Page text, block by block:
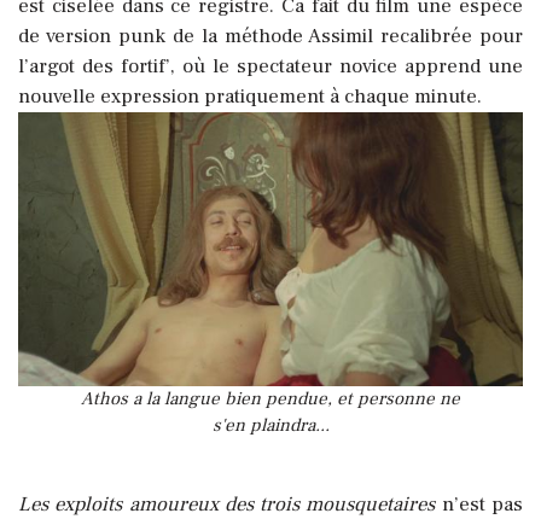
est ciselée dans ce registre. Ca fait du film une espèce
de version punk de la méthode Assimil recalibrée pour
l’argot des fortif’, où le spectateur novice apprend une
nouvelle expression pratiquement à chaque minute.
Athos a la langue bien pendue, et personne ne
s'en plaindra...
Les exploits amoureux des trois mousquetairesn’est pas